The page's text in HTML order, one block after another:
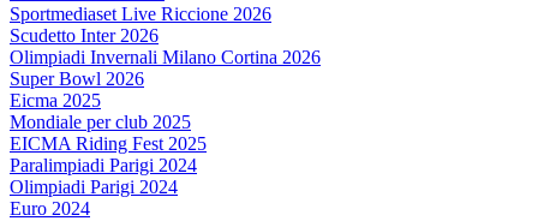
Sportmediaset Live Riccione 2026
Scudetto Inter 2026
Olimpiadi Invernali Milano Cortina 2026
Super Bowl 2026
Eicma 2025
Mondiale per club 2025
EICMA Riding Fest 2025
Paralimpiadi Parigi 2024
Olimpiadi Parigi 2024
Euro 2024